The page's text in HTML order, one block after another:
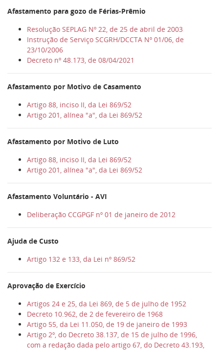
Afastamento para gozo de Férias-Prêmio
Resolução SEPLAG Nº 22, de 25 de abril de 2003
Instrução de Serviço SCGRH/DCCTA Nº 01/06, de
23/10/2006
Decreto nº 48.173, de 08/04/2021
Afastamento por Motivo de Casamento
Artigo 88, inciso II, da Lei 869/52
Artigo 201, alínea "a", da Lei 869/52
Afastamento por Motivo de Luto
Artigo 88, inciso II, da Lei 869/52
Artigo 201, alínea "a", da Lei 869/52
Afastamento Voluntário - AVI
Deliberação CCGPGF nº 01 de janeiro de 2012
Ajuda de Custo
Artigo 132 e 133, da Lei nº 869/52
Aprovação de Exercício
Artigos 24 e 25, da Lei 869, de 5 de julho de 1952
Decreto 10.962, de 2 de fevereiro de 1968
Artigo 55, da Lei 11.050, de 19 de janeiro de 1993
Artigo 2º, do Decreto 38.137, de 15 de julho de 1996,
com a redação dada pelo artigo 67, do Decreto 43.193,